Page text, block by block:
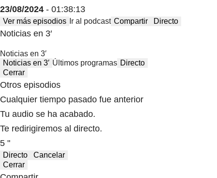
23/08/2024 - 01:38:13
Ver más episodios Ir al podcast Compartir Directo
Noticias en 3′
Noticias en 3′
Noticias en 3′ Últimos programas Directo
Cerrar
Otros episodios
Cualquier tiempo pasado fue anterior
Tu audio se ha acabado.
Te redirigiremos al directo.
5 "
Directo
Cancelar
Cerrar